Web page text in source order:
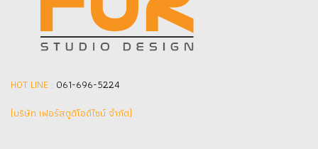
HOT LINE : 061-696-5224
(บริษัท เฟอร์สตูดิโอดีไซน์ จำกัด]